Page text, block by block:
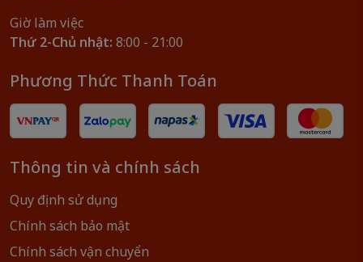
Giờ làm việc
Thứ 2-Chủ nhật: 8:00 - 21:00
Phương Thức Thanh Toán
Thông tin và chính sách
Quy định sử dụng
Chính sách bảo mật
Chính sách vận chuyển